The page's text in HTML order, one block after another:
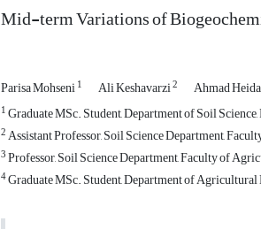
Mid-term Variations of
Parisa Mohseni1 Ali Keshavarzi2 Ahmad
1Graduate MSc. Student, Department of Soil
2Assistant Professor, Soil Science Department,
3Professor, Soil Science Department, Faculty of
4Graduate MSc. Student, Department of